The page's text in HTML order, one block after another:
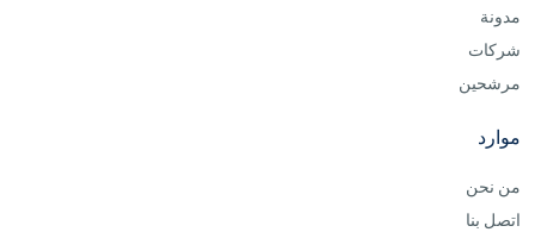
مدونة
شركات
مرشحين
موارد
من نحن
اتصل بنا